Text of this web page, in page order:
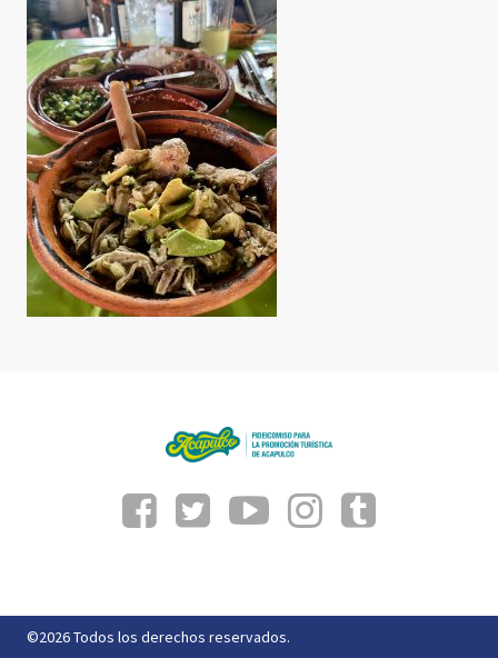
©2026 Todos los derechos reservados.